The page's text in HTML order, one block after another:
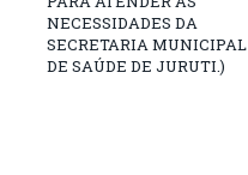
NECESSIDADES DA
SECRETARIA MUNICIPAL
DE SAÚDE DE JURUTI.)